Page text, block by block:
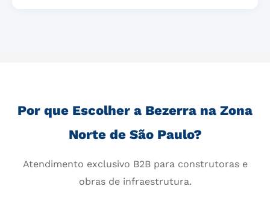
Por que Escolher a Bezerra na Zona
Norte de São Paulo?
Atendimento exclusivo B2B para construtoras e
obras de infraestrutura.